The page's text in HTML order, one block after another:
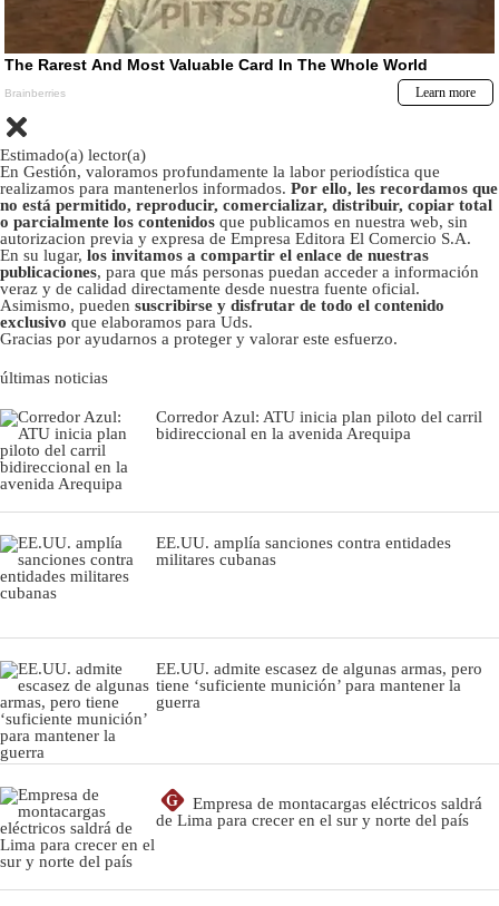
Estimado(a) lector(a)
En Gestión, valoramos profundamente la labor periodística que
realizamos para mantenerlos informados. Por ello, les recordamos que
no está permitido, reproducir, comercializar, distribuir, copiar total
o parcialmente los contenidos que publicamos en nuestra web, sin
autorizacion previa y expresa de Empresa Editora El Comercio S.A.
En su lugar, los invitamos a compartir el enlace de nuestras
publicaciones, para que más personas puedan acceder a información
veraz y de calidad directamente desde nuestra fuente oficial.
Asimismo, pueden suscribirse y disfrutar de todo el contenido
exclusivo que elaboramos para Uds.
Gracias por ayudarnos a proteger y valorar este esfuerzo.
últimas noticias
Corredor Azul: ATU inicia plan piloto del carril
bidireccional en la avenida Arequipa
EE.UU. amplía sanciones contra entidades
militares cubanas
EE.UU. admite escasez de algunas armas, pero
tiene ‘suficiente munición’ para mantener la
guerra
G
Empresa de montacargas eléctricos saldrá
de Lima para crecer en el sur y norte del país